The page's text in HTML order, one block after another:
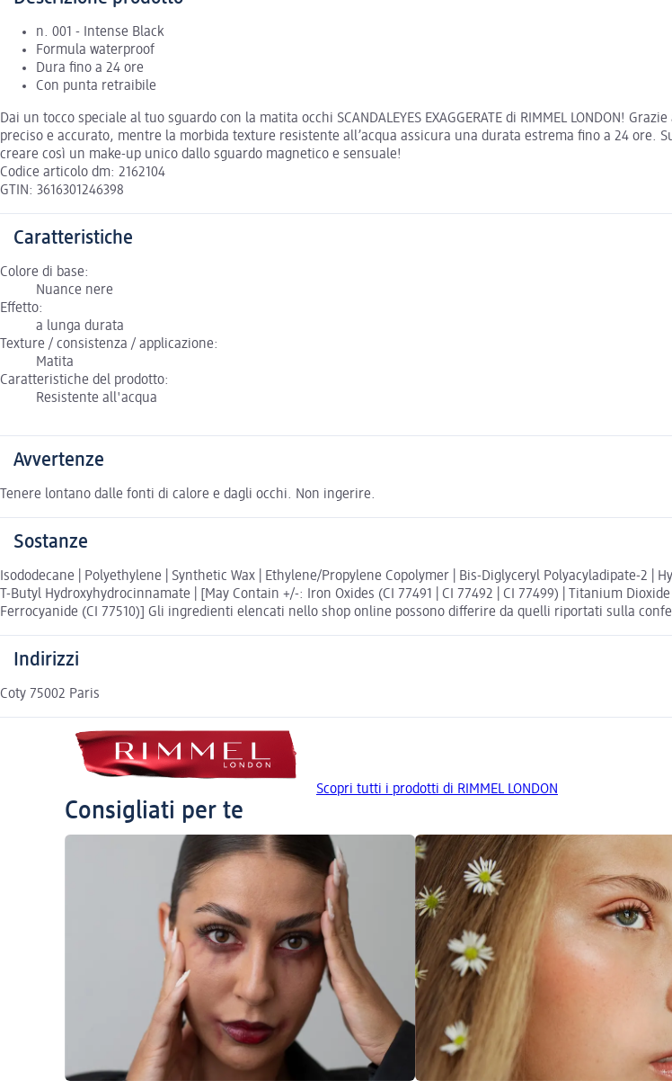
n. 001 - Intense Black
Formula waterproof
Dura fino a 24 ore
Con punta retraibile
Dai un tocco speciale al tuo sguardo con la matita occhi SCANDALEYES EXAGGERATE di RIMMEL LONDON!
preciso e accurato, mentre la morbida texture resistente all’acqua assicura una durata estrema fino a 24
creare così un make-up unico dallo sguardo magnetico e sensuale!
Codice articolo dm: 2162104
GTIN: 3616301246398
Caratteristiche
Colore di base:
Nuance nere
Effetto:
a lunga durata
Texture / consistenza / applicazione:
Matita
Caratteristiche del prodotto:
Resistente all'acqua
Avvertenze
Tenere lontano dalle fonti di calore e dagli occhi. Non ingerire.
Sostanze
Isododecane | Polyethylene | Synthetic Wax | Ethylene/Propylene Copolymer | Bis-Diglyceryl Polyacyladipate-2
T-Butyl Hydroxyhydrocinnamate | [May Contain +/-: Iron Oxides (CI 77491 | CI 77492 | CI 77499) | Titanium
Ferrocyanide (CI 77510)] Gli ingredienti elencati nello shop online possono differire da quelli riportati sulla
Indirizzi
Coty 75002 Paris
Scopri tutti i prodotti di RIMMEL LONDON
Consigliati per te